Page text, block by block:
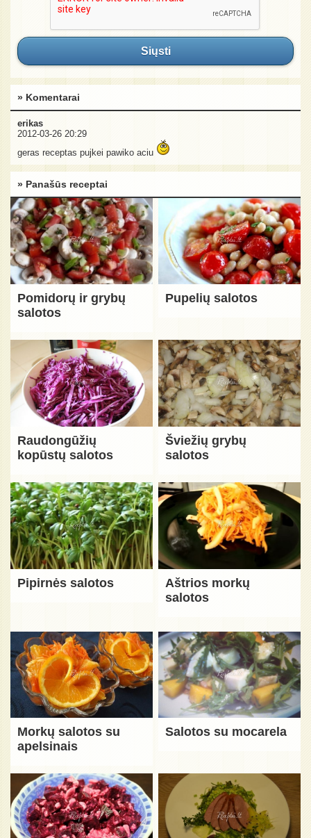
Siųsti
» Komentarai
erikas
2012-03-26 20:29
geras receptas pujkei pawiko aciu
» Panašūs receptai
Pomidorų ir grybų
salotos
Pupelių salotos
Raudongūžių
kopūstų salotos
Šviežių grybų
salotos
Pipirnės salotos
Aštrios morkų
salotos
Morkų salotos su
apelsinais
Salotos su mocarela